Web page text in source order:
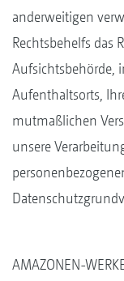
anderweitigen
Rechtsbehelfs das
Aufsichtsbehörde,
Aufenthaltsorts,
mutmaßlichen
unsere
AMAZONEN-